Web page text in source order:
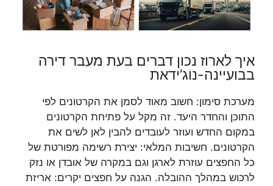
איך לארוז נכון דברים בעת מעבר דירה
בבועיינה-נוג’ידאת
מערכת סימון: חשוב מאוד לסמן את הקרטונים לפי
התוכן והחדר היעד. זה מקל על פתיחת הקרטונים
במקום החדש ועוזר לעובדים להבין לאן לשים את
הקרטונים. חשיבות המלאי: יצירת רשימה מפורטת של
כל החפצים עוזרת לארגן וגם במקרה של אובדן או נזק
לרכוש במהלך ההובלה. הגנה על חפצים יקרים: אריזת